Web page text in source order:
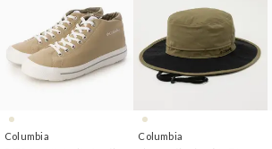
Columbia Columbia